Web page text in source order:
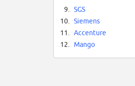
9.
SGS
10.
Siemens
11.
Accenture
12.
Mango